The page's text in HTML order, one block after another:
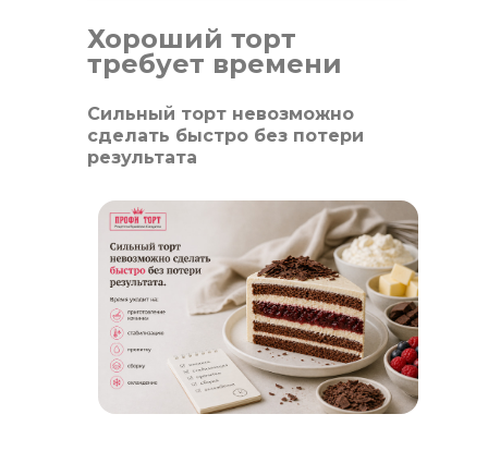
Хороший торт
требует времени
Сильный торт невозможно
сделать быстро без потери
результата